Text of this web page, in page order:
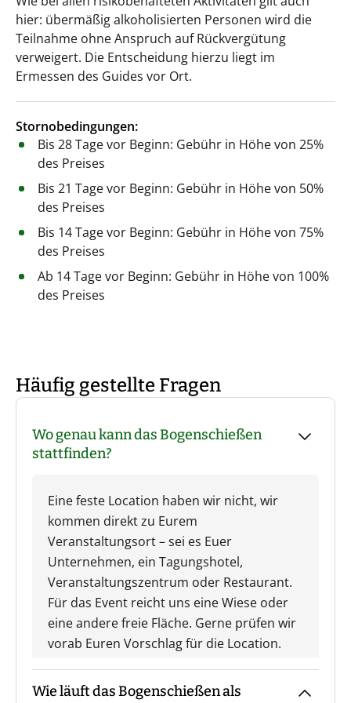
hier: übermäßig alkoholisierten Personen wird die
Teilnahme ohne Anspruch auf Rückvergütung
verweigert. Die Entscheidung hierzu liegt im
Ermessen des Guides vor Ort.
Stornobedingungen:
Bis 28 Tage vor Beginn: Gebühr in Höhe von 25%
des Preises
Bis 21 Tage vor Beginn: Gebühr in Höhe von 50%
des Preises
Bis 14 Tage vor Beginn: Gebühr in Höhe von 75%
des Preises
Ab 14 Tage vor Beginn: Gebühr in Höhe von 100%
des Preises
Häufig gestellte Fragen
Wo genau kann das Bogenschießen
stattfinden?
Eine feste Location haben wir nicht, wir
kommen direkt zu Eurem
Veranstaltungsort – sei es Euer
Unternehmen, ein Tagungshotel,
Veranstaltungszentrum oder Restaurant.
Für das Event reicht uns eine Wiese oder
eine andere freie Fläche. Gerne prüfen wir
vorab Euren Vorschlag für die Location.
Wie läuft das Bogenschießen als